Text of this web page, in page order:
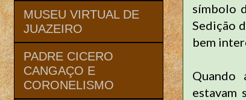
símbolo
Sedição
bem
Quando
estavam
MUSEU VIRTUAL DE
JUAZEIRO
PADRE CICERO
CANGAÇO E
CORONELISMO